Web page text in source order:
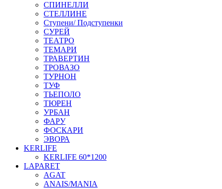
СПИНЕЛЛИ
СТЕЛЛИНЕ
Ступени/ Подступенки
СУРЕЙ
ТЕАТРО
ТЕМАРИ
ТРАВЕРТИН
ТРОВАЗО
ТУРНОН
ТУФ
ТЬЕПОЛО
ТЮРЕН
УРБАН
ФАРУ
ФОСКАРИ
ЭВОРА
KERLIFE
KERLIFE 60*1200
LAPARET
AGAT
ANAIS/MANIA